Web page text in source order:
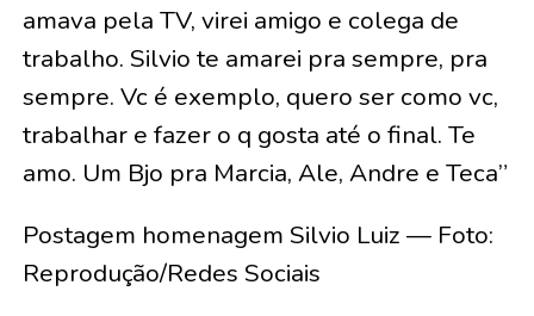
amava pela TV, virei amigo e colega de
trabalho. Silvio te amarei pra sempre, pra
sempre. Vc é exemplo, quero ser como vc,
trabalhar e fazer o q gosta até o final. Te
amo. Um Bjo pra Marcia, Ale, Andre e Teca”
Postagem homenagem Silvio Luiz — Foto:
Reprodução/Redes Sociais